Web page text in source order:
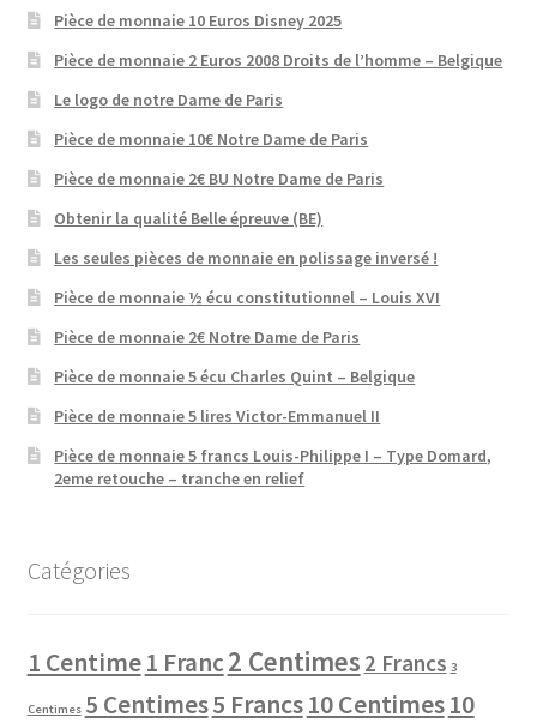
Pièce de monnaie 10 Euros Disney 2025
Pièce de monnaie 2 Euros 2008 Droits de l’homme – Belgique
Le logo de notre Dame de Paris
Pièce de monnaie 10€ Notre Dame de Paris
Pièce de monnaie 2€ BU Notre Dame de Paris
Obtenir la qualité Belle épreuve (BE)
Les seules pièces de monnaie en polissage inversé !
Pièce de monnaie ½ écu constitutionnel – Louis XVI
Pièce de monnaie 2€ Notre Dame de Paris
Pièce de monnaie 5 écu Charles Quint – Belgique
Pièce de monnaie 5 lires Victor-Emmanuel II
Pièce de monnaie 5 francs Louis-Philippe I – Type Domard,
2eme retouche – tranche en relief
Catégories
1 Centime1 Franc2 Centimes 2 Francs 3
Centimes 5 Centimes5 Francs10 Centimes10